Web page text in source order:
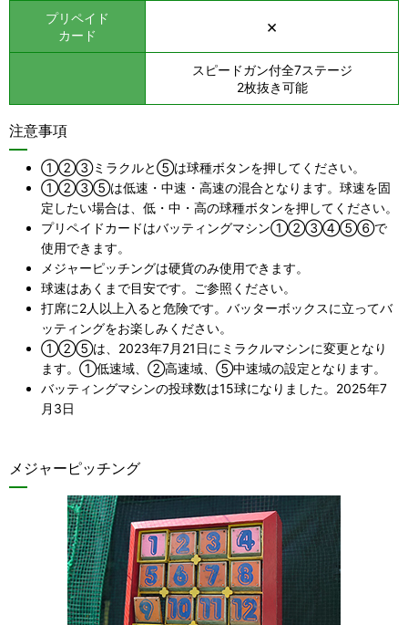
プリペイド
カード
×
スピードガン付全7ステージ
2枚抜き可能
注意事項
①②③ミラクルと⑤は球種ボタンを押してください。
①②③⑤は低速・中速・高速の混合となります。球速を固
定したい場合は、低・中・高の球種ボタンを押してください。
プリペイドカードはバッティングマシン①②③④⑤⑥で
使用できます。
メジャーピッチングは硬貨のみ使用できます。
球速はあくまで目安です。ご参照ください。
打席に2人以上入ると危険です。バッターボックスに立ってバ
ッティングをお楽しみください。
①②⑤は、2023年7月21日にミラクルマシンに変更となり
ます。①低速域、②高速域、⑤中速域の設定となります。
バッティングマシンの投球数は15球になりました。2025年7
月3日
メジャーピッチング